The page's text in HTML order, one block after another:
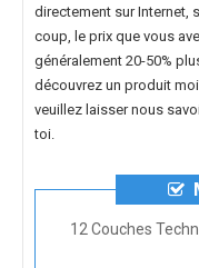
directement sur Internet,
coup, le prix que vous
généralement 20-50%
découvrez un produit
veuillez laisser nous
toi.
12 Couches